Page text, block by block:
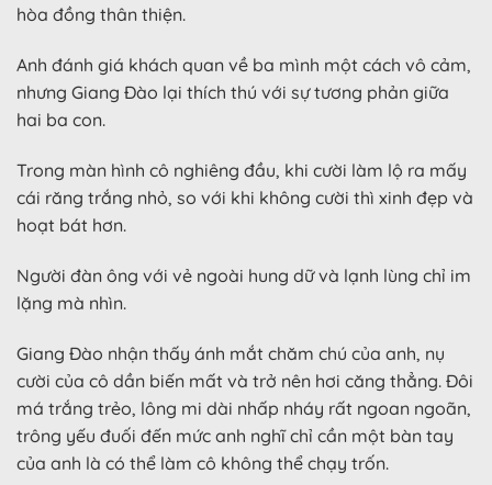
hòa đồng thân thiện.
Anh đánh giá khách quan về ba mình một cách vô cảm,
nhưng Giang Đào lại thích thú với sự tương phản giữa
hai ba con.
Trong màn hình cô nghiêng đầu, khi cười làm lộ ra mấy
cái răng trắng nhỏ, so với khi không cười thì xinh đẹp và
hoạt bát hơn.
Người đàn ông với vẻ ngoài hung dữ và lạnh lùng chỉ im
lặng mà nhìn.
Giang Đào nhận thấy ánh mắt chăm chú của anh, nụ
cười của cô dần biến mất và trở nên hơi căng thẳng. Đôi
má trắng trẻo, lông mi dài nhấp nháy rất ngoan ngoãn,
trông yếu đuối đến mức anh nghĩ chỉ cần một bàn tay
của anh là có thể làm cô không thể chạy trốn.